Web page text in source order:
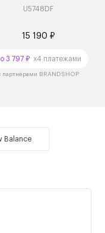
U5748DF
15 190 ₽
3 797 ₽x4 платежами
партнёрами BRANDSHOP
Balance